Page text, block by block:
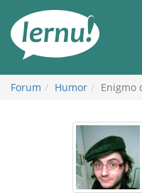
Inhalt
Forum Humor Enigmo